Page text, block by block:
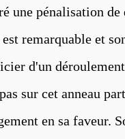
une pénalisation
remarquable et
d'un
sur cet anneau
en sa faveur.